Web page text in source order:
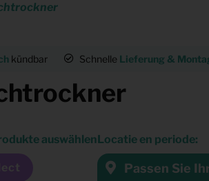
als Profi
Gastronomie
kündbar Schnelle Lieferung &
auswählenLocatie en periode:
Passen Sie